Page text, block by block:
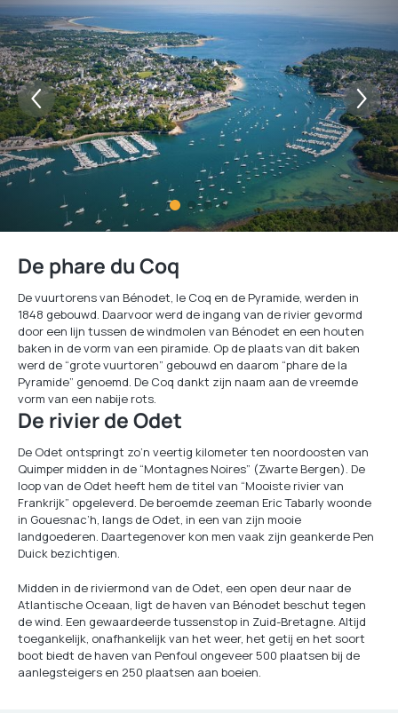
De phare du Coq
De vuurtorens van Bénodet, le Coq en de Pyramide, werden in
1848 gebouwd. Daarvoor werd de ingang van de rivier gevormd
door een lijn tussen de windmolen van Bénodet en een houten
baken in de vorm van een piramide. Op de plaats van dit baken
werd de “grote vuurtoren” gebouwd en daarom “phare de la
Pyramide” genoemd. De Coq dankt zijn naam aan de vreemde
vorm van een nabije rots.
De rivier de Odet
De Odet ontspringt zo’n veertig kilometer ten noordoosten van
Quimper midden in de “Montagnes Noires” (Zwarte Bergen). De
loop van de Odet heeft hem de titel van “Mooiste rivier van
Frankrijk” opgeleverd. De beroemde zeeman Eric Tabarly woonde
in Gouesnac’h, langs de Odet, in een van zijn mooie
landgoederen. Daartegenover kon men vaak zijn geankerde Pen
Duick bezichtigen.
Midden in de riviermond van de Odet, een open deur naar de
Atlantische Oceaan, ligt de haven van Bénodet beschut tegen
de wind. Een gewaardeerde tussenstop in Zuid-Bretagne. Altijd
toegankelijk, onafhankelijk van het weer, het getij en het soort
boot biedt de haven van Penfoul ongeveer 500 plaatsen bij de
aanlegsteigers en 250 plaatsen aan boeien.